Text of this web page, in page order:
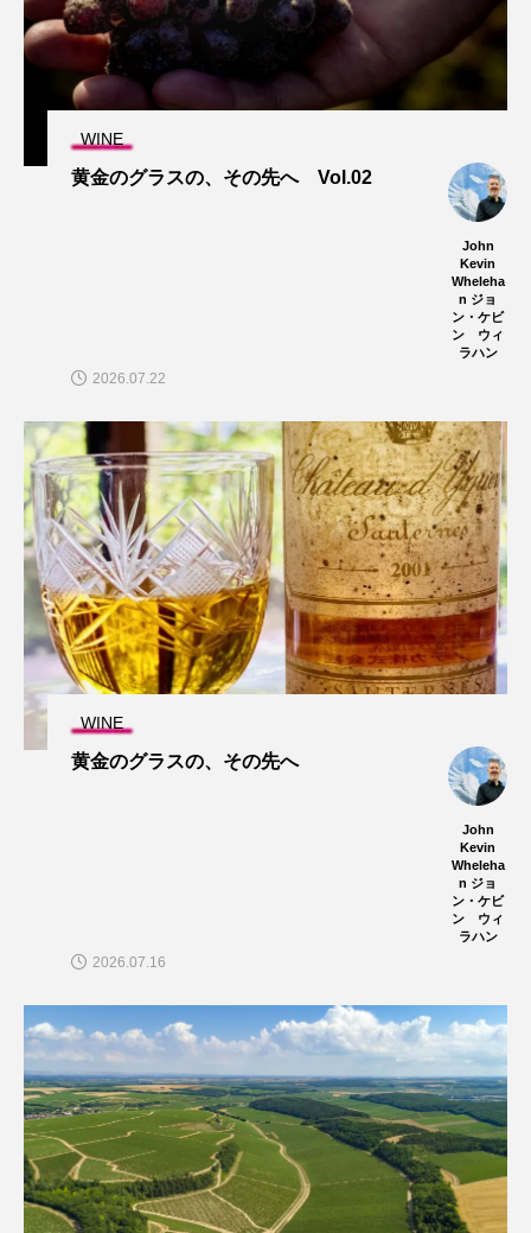
WINE
黄金のグラスの、その先へ Vol.02
John
Kevin
Wheleha
n ジョ
ン・ケビ
ン ウィ
ラハン
2026.07.22
WINE
黄金のグラスの、その先へ
John
Kevin
Wheleha
n ジョ
ン・ケビ
ン ウィ
ラハン
2026.07.16